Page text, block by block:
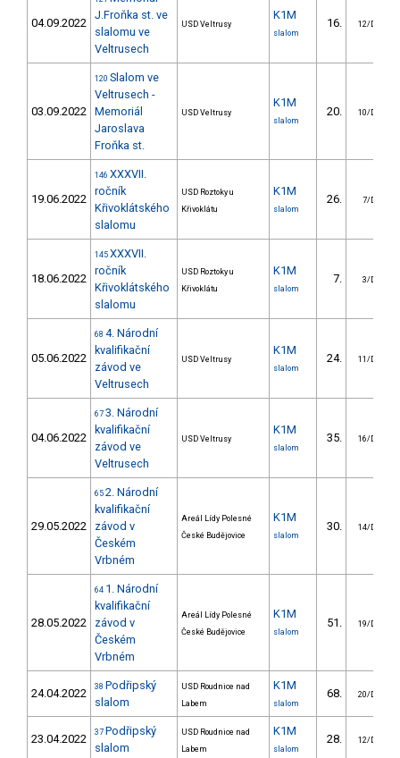
04.09.2022
J.Froňka st. ve
slalomu ve
Veltrusech
USD Veltrusy
K1M
slalom
16. 12/DS
03.09.2022
120 Slalom ve
Veltrusech -
Memoriál
Jaroslava
Froňka st.
USD Veltrusy
K1M
slalom
20. 10/DS
19.06.2022
146 XXXVII.
ročník
Křivoklátského
slalomu
USD Roztoky u
Křivoklátu
K1M
slalom
26. 7/DS
18.06.2022
145 XXXVII.
ročník
Křivoklátského
slalomu
USD Roztoky u
Křivoklátu
K1M
slalom
7. 3/DS
05.06.2022
68 4. Národní
kvalifikační
závod ve
Veltrusech
USD Veltrusy
K1M
slalom
24. 11/DS
04.06.2022
67 3. Národní
kvalifikační
závod ve
Veltrusech
USD Veltrusy
K1M
slalom
35. 16/DS
29.05.2022
65 2. Národní
kvalifikační
závod v
Českém
Vrbném
Areál Lídy Polesné
České Budějovice
K1M
slalom
30. 14/DS
28.05.2022
64 1. Národní
kvalifikační
závod v
Českém
Vrbném
Areál Lídy Polesné
České Budějovice
K1M
slalom
51. 19/DS
24.04.2022 38 Podřipský
slalom
USD Roudnice nad
Labem
K1M
slalom
68. 20/DS
23.04.2022 37 Podřipský
slalom
USD Roudnice nad
Labem
K1M
slalom
28. 12/DS